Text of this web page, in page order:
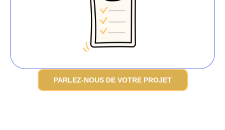
PARLEZ-NOUS DE VOTRE PROJET